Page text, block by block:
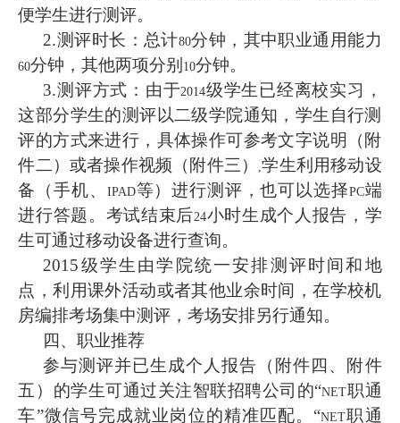
便学生进行测评。
2.测评时长： 总计80分钟，其中职业通用能力
60分钟，其他两项分别 10分钟。
3.测评方式： 由于2014级学生已经离校实习，
这部分学生的测评以二级学院通知，学生自行测
评的方式来进行，具体操作可参考文字说明（附
件二）或者操作视频（附件三）
,学生利用移动设
备（手机、
IPAD等）进行测评，也可以选择PC端
进行答题。考试结束后24小时生成个人报告，学
生可通过移动设备进行查询。
2015级学生由学院统一安排测评时间和地
点，利用课外活动或者其他业余时间，在学校机
房编排考场集中测评，考场安排另行通知。
四、职业推荐
参与测评并已生成个人报告（附件四、附件
五）的学生可通过关注智联招聘公司的“NET职通
车”微信号完成就业岗位的精准匹配。“NET职通